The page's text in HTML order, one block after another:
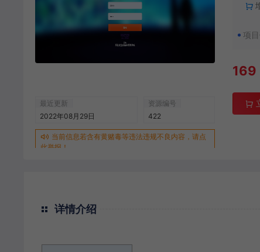
最近更新
2022年08月29日
资源编号
422
当前信息若含有黄赌毒等违法违规不良内容，请点
此举报！
项
169
详情介绍